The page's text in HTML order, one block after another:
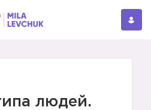
людей.